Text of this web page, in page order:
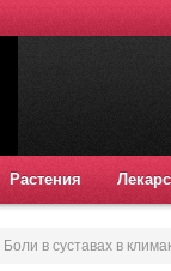
Растения
Боли в суставах в